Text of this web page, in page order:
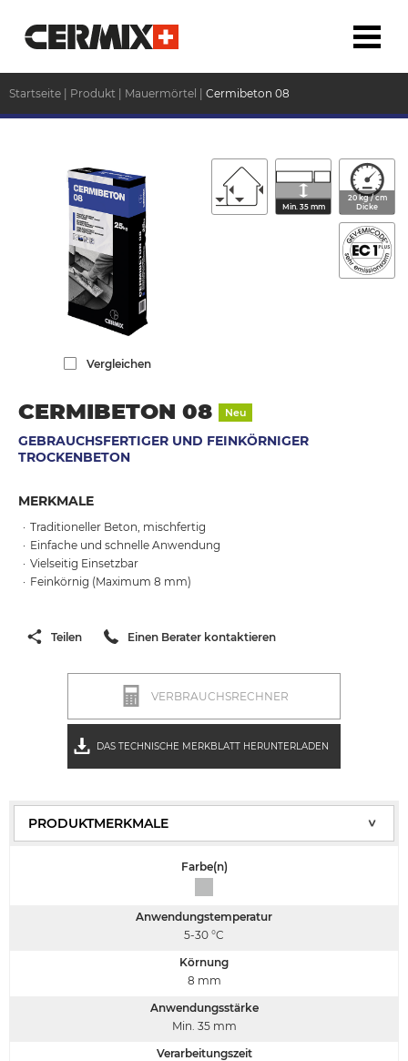
Startseite Produkt Mauermörtel Cermibeton 08
Vergleichen
CERMIBETON 08 Neu
GEBRAUCHSFERTIGER UND FEINKÖRNIGER
TROCKENBETON
MERKMALE
Traditioneller Beton, mischfertig
Einfache und schnelle Anwendung
Vielseitig Einsetzbar
Feinkörnig (Maximum 8 mm)
Min. 35 mm
20 kg / cm
Dicke
Teilen Einen Berater kontaktieren
VERBRAUCHSRECHNER
DAS TECHNISCHE MERKBLATT HERUNTERLADEN
Farbe(n)
Anwendungstemperatur
5-30 °C
Körnung
8 mm
Anwendungsstärke
Min. 35 mm
Verarbeitungszeit